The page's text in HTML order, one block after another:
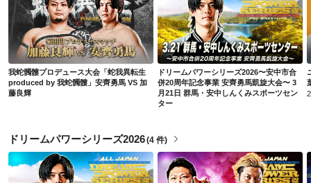
我蛇髑髏プロデュース大会「蛇我異転生 produced by 我蛇髑髏」安齊勇馬 VS 加藤良輝
我蛇髑髏プロデュース大会「蛇我異転生
produced by 我蛇髑髏」安齊勇馬 VS 加
藤良輝
ドリームパワーシリーズ2026〜安中市合併20周年記念事業 安齊勇馬凱旋大会〜 3月21日 群馬・安中しんくみスポーツセンター
ドリームパワーシリーズ2026〜安中市合
併20周年記念事業 安齊勇馬凱旋大会〜 3
月21日 群馬・安中しんくみスポーツセン
ター
ドリームパワーシリーズ2026(4 件)